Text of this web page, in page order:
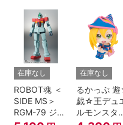
地球連邦軍V-
SP09 一般兵
士＆連邦兵専
用バイク
在庫なし
ROBOT魂 ＜
SIDE MS＞
RGM-79 ジム
在庫なし
るかっぷ
戯☆王デュ
ルモンスタ